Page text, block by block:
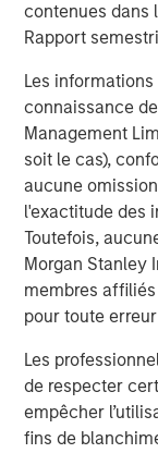
contenues dans
Rapport
Les
connaissance
Management
soit le cas),
aucune
l'exactitude des
Toutefois,
Morgan Stanley
membres
pour toute
Les
de respecter
empêcher
fins de
CARON’S CORNER
World
The